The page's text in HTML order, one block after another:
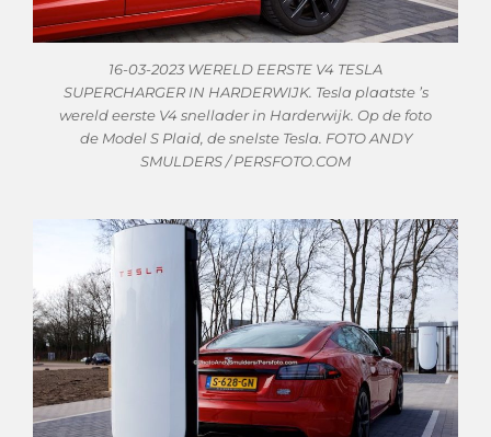
16-03-2023 WERELD EERSTE V4 TESLA
SUPERCHARGER IN HARDERWIJK. Tesla plaatste ’s
wereld eerste V4 snellader in Harderwijk. Op de foto
de Model S Plaid, de snelste Tesla. FOTO ANDY
SMULDERS / PERSFOTO.COM